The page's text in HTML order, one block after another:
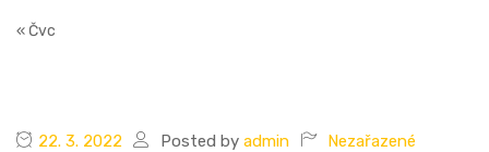
« Čvc
22. 3. 2022 Posted by admin Nezařazené